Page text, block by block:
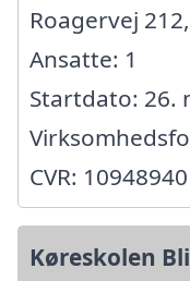
Roagervej
Ansatte: 1
Startdato: 26.
CVR: 10948940
Køreskolen